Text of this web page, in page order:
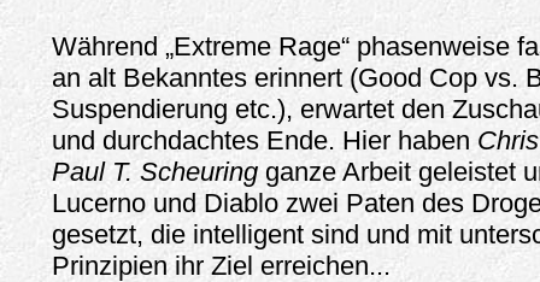
Während „Extreme Rage“ phasenweise
an alt Bekanntes erinnert (Good Cop vs.
Suspendierung etc.), erwartet den
und durchdachtes Ende. Hier haben
Paul T. Scheuring ganze Arbeit geleistet
Lucerno und Diablo zwei Paten des
gesetzt, die intelligent sind und mit
Prinzipien ihr Ziel erreichen...